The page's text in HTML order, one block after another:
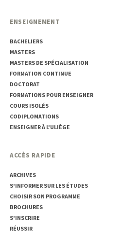
ENSEIGNEMENT
BACHELIERS
MASTERS
MASTERS DE SPÉCIALISATION
FORMATION CONTINUE
DOCTORAT
FORMATIONS POUR ENSEIGNER
COURS ISOLÉS
CODIPLOMATIONS
ENSEIGNER À L'ULIÈGE
ACCÈS RAPIDE
ARCHIVES
S'INFORMER SUR LES ÉTUDES
CHOISIR SON PROGRAMME
BROCHURES
S'INSCRIRE
RÉUSSIR